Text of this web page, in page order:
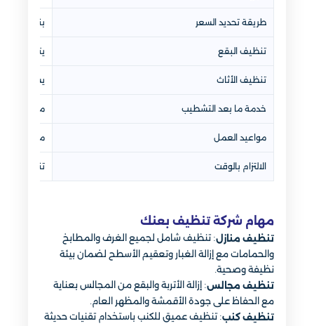
طريقة تحديد السعر بناءً على
تنظيف البقع يتم
تنظيف الأثاث يشمل
خدمة ما بعد التشطيب متوفرة
مواعيد العمل مرنة ويتم
الالتزام بالوقت تنفيذ
مهام شركة تنظيف بعنك
تنظيف منازل: تنظيف شامل لجميع الغرف والمطابخ
والحمامات مع إزالة الغبار وتعقيم الأسطح لضمان بيئة
نظيفة وصحية.
تنظيف مجالس: إزالة الأتربة والبقع من المجالس بعناية
مع الحفاظ على جودة الأقمشة والمظهر العام.
تنظيف كنب: تنظيف عميق للكنب باستخدام تقنيات حديثة